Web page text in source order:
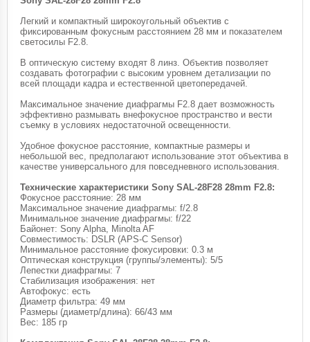
Легкий и компактный широкоугольный объектив с
фиксированным фокусным расстоянием 28 мм и показателем
светосилы F2.8.
В оптическую систему входят 8 линз. Объектив позволяет
создавать фотографии с высоким уровнем детализации по
всей площади кадра и естественной цветопередачей.
Максимальное значение диафрагмы F2.8 дает возможность
эффективно размывать внефокусное пространство и вести
съемку в условиях недостаточной освещенности.
Удобное фокусное расстояние, компактные размеры и
небольшой вес, предполагают использование этот объектива в
качестве универсального для повседневного использования.
Технические характеристики Sony SAL-28F28 28mm F2.8:
Фокусное расстояние: 28 мм
Максимальное значение диафрагмы: f/2.8
Минимальное значение диафрагмы: f/22
Байонет: Sony Alpha, Minolta AF
Совместимость: DSLR (APS-C Sensor)
Минимальное расстояние фокусировки: 0.3 м
Оптическая конструкция (группы/элементы): 5/5
Лепестки диафрагмы: 7
Стабилизация изображения: нет
Автофокус: есть
Диаметр фильтра: 49 мм
Размеры (диаметр/длина): 66/43 мм
Вес: 185 гр